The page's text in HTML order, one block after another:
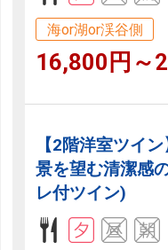
海or湖or渓谷側
16,800円～
【2階洋室ツイ
景を望む清潔感
レ付ツイン)